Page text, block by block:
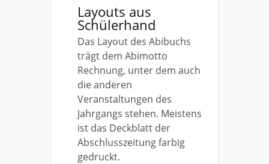
Layouts aus
Schülerhand
Das Layout des Abibuchs
trägt dem Abimotto
Rechnung, unter dem auch
die anderen
Veranstaltungen des
Jahrgangs stehen. Meistens
ist das Deckblatt der
Abschlusszeitung farbig
gedruckt.